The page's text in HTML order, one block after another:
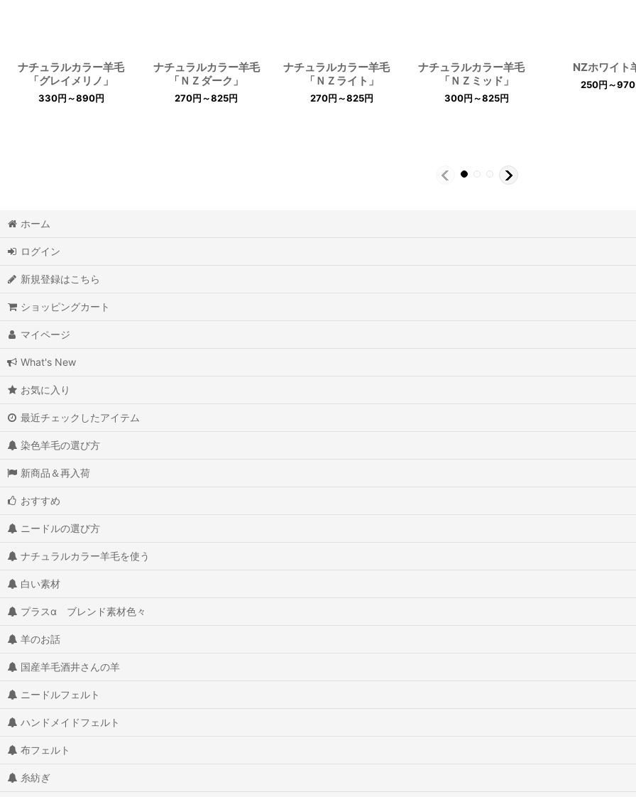
ナチュラルカラー羊毛
「グレイメリノ」
330円～890円
ナチュラルカラー羊毛
「ＮＺダーク」
270円～825円
ナチュラルカラー羊毛
「ＮＺライト」
270円～825円
ナチュラルカラー羊毛
「ＮＺミッド」
300円～825円
NZホワイト
250円～970
ホーム
ログイン
新規登録はこちら
ショッピングカート
マイページ
What's New
お気に入り
最近チェックしたアイテム
染色羊毛の選び方
新商品＆再入荷
おすすめ
ニードルの選び方
ナチュラルカラー羊毛を使う
白い素材
プラスα ブレンド素材色々
羊のお話
国産羊毛酒井さんの羊
ニードルフェルト
ハンドメイドフェルト
布フェルト
糸紡ぎ